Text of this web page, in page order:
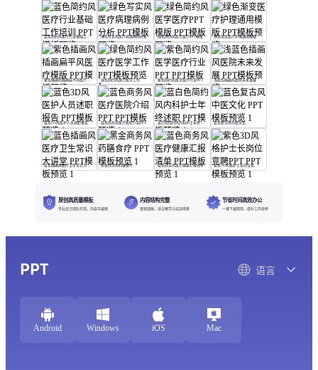
蓝色简约风医疗行业基础工作培训 绿色写实风医疗病理病例分析 绿色简约风医学医疗PPT模版 绿色渐变医疗护理通用模版
紫色插画风插画扁平风医疗模版 绿色简约风医疗医学工作 紫色简约风医学医疗行业PPT 浅蓝色插画风医院未来发展
蓝色3D风医护人员述职报告 蓝色商务风医疗医院介绍PPT 蓝白色简约风内科护士年终述职 蓝色复古风中医文化
蓝色插画风医疗卫生常识大讲堂 黑金商务风药膳食疗 蓝色商务风医疗健康汇报清单 紫色3D风格护士长岗位竞聘PPT
原创高质量模板
专业设计团队打造，内容可编辑
内容结构完整
逻辑清晰，适合教学与培训场景
节省时间高效办公
一键下载即用，提升工作效率
PPT 语言
Android Windows iOS Mac